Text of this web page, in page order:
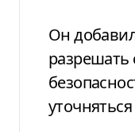
Он
разрешать